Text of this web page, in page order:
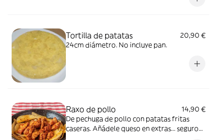
Tortilla de patatas
20,90 €
24cm diámetro. No incluye pan.
Raxo de pollo
14,90 €
De pechuga de pollo con patatas fritas
caseras. Añádele queso en extras... seguro